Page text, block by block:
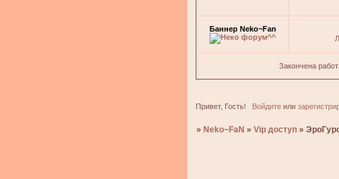
Баннер Neko~Fan
Закончена
Привет, Гость! Войдитеили
» Neko~FaN »Vip доступ »